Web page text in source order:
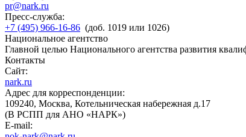
pr@nark.ru
Пресс-служба:
+7 (495) 966-16-86 (доб. 1019 или 1026)
Национальное агентство
Главной целью Национального агентства развития
Контакты
Сайт:
nark.ru
Адрес для корреспонденции:
109240, Москва, Котельническая набережная д.17
(В РСПП для АНО «НАРК»)
E-mail: